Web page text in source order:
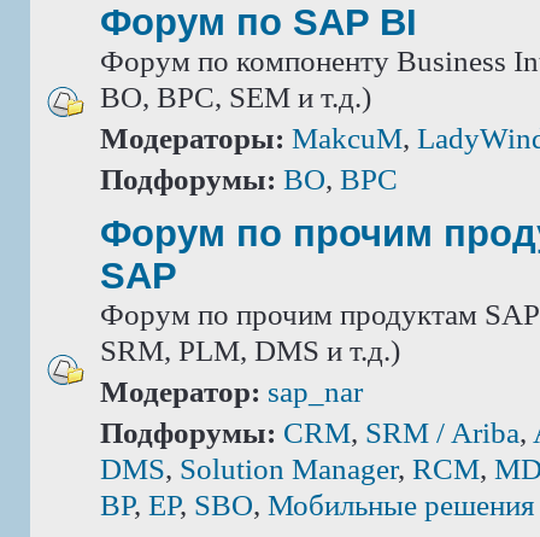
Форум по SAP BI
Форум по компоненту Business
BO, BPC, SEM и т.д.)
Модераторы: MakcuM,
Подфорумы: BO, BPC
Форум по прочим
SAP
Форум по прочим продуктам
SRM, PLM, DMS и т.д.)
Модератор: sap_nar
Подфорумы: CRM, SRM / Ariba,
DMS, Solution Manager, RCM,
BP, EP, SBO, Мобильные решения